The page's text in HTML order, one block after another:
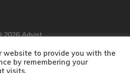
2026 Advist.
website to provide you with the
by remembering your
visits.